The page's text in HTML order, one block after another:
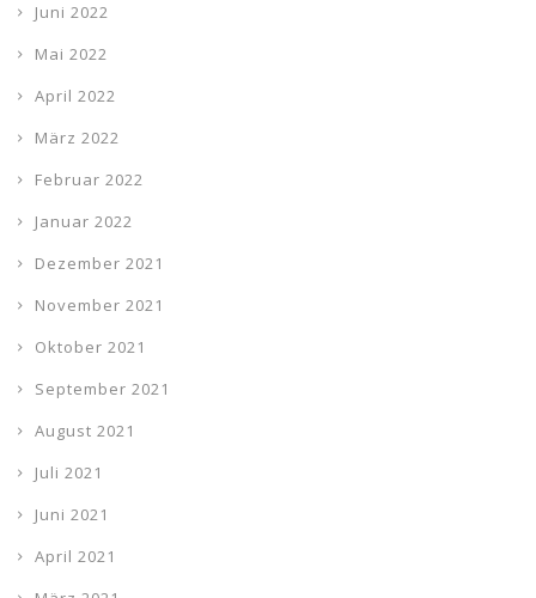
Juni 2022
Mai 2022
April 2022
März 2022
Februar 2022
Januar 2022
Dezember 2021
November 2021
Oktober 2021
September 2021
August 2021
Juli 2021
Juni 2021
April 2021